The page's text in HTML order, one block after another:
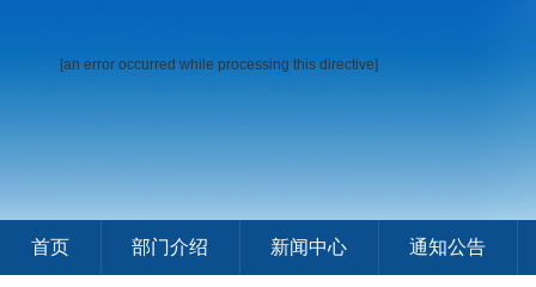
[an error occurred while processing this directive]
首页 部门介绍 新闻中心 通知公告